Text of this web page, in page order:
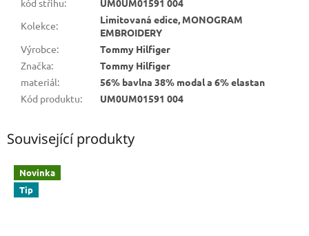
kód střihu:
UM0UM01591 004
Kolekce:
Limitovaná edice, MONOGRAM
EMBROIDERY
Výrobce:
Tommy Hilfiger
Značka:
Tommy Hilfiger
materiál:
56% bavlna 38% modal a 6% elastan
Kód produktu: UM0UM01591 004
Související produkty
Novinka
Tip